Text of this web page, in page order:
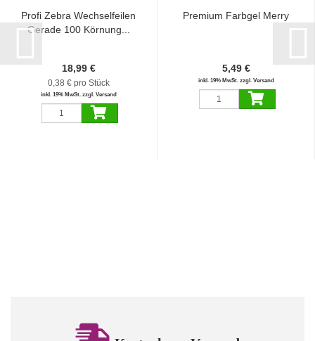
Profi Zebra Wechselfeilen
Gerade 100 Körnung...
18,99 €
0,38 € pro Stück
inkl. 19% MwSt. zzgl. Versand
Premium Farbgel Merry
5,49 €
inkl. 19% MwSt. zzgl. Versand